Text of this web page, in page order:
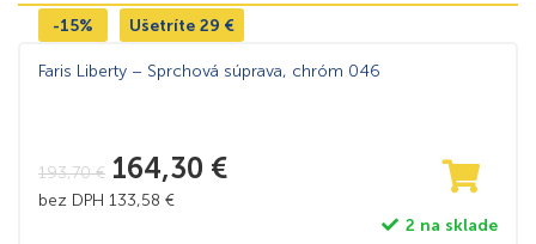
-15% Ušetríte 29 €
Faris Liberty – Sprchová súprava, chróm 046
193,70€ 164,30 €
bez DPH 133,58 €
2 na sklade